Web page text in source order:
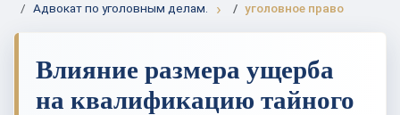
Адвокат по уголовным делам.
уголовное право
Влияние размера ущерба
на квалификацию тайного